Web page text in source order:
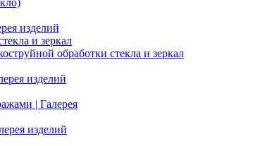
изделий
и зеркал
обработки стекла и зеркал
изделий
| Галерея
изделий